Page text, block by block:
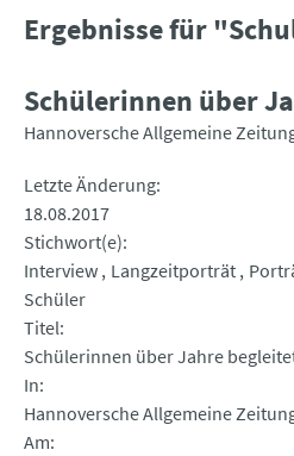
Ergebnisse für
Schülerinnen über
Hannoversche Allgemeine
Letzte Änderung
18.08.2017
Stichwort(e)
Interview Langzeitporträt
Schüler
Titel
Schülerinnen über Jahre
In
Hannoversche Allgemeine
Am